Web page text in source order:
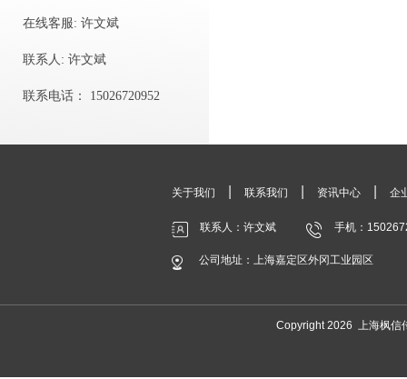
在线客服: 许文斌
联系人: 许文斌
联系电话： 15026720952
关于我们 联系我们 资讯中心 企
联系人：许文斌 手机：
公司地址：上海嘉定区外冈工业园区
Copyright 2026 上海枫